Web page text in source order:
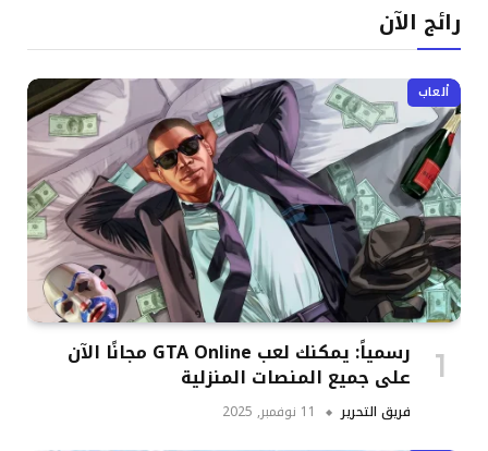
رائج الآن
ألعاب
رسمياً: يمكنك لعب GTA Online مجانًا الآن
على جميع المنصات المنزلية
فريق التحرير 11 نوفمبر, 2025